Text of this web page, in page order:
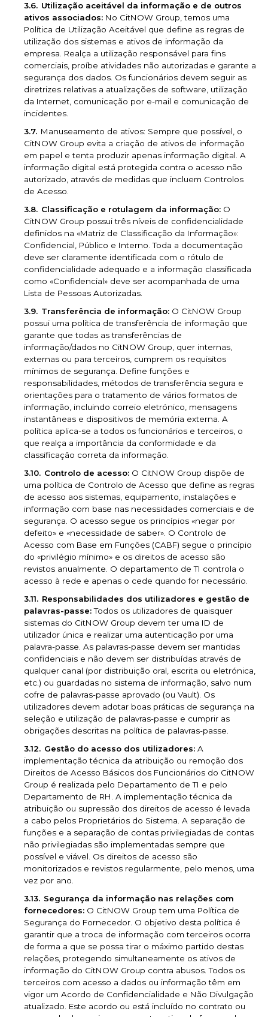
Utilização aceitável da informação e de outros
ativos associados: No CitNOW Group, temos uma
Política de Utilização Aceitável que define as regras de
utilização dos sistemas e ativos de informação da
empresa. Realça a utilização responsável para fins
comerciais, proíbe atividades não autorizadas e garante a
segurança dos dados. Os funcionários devem seguir as
diretrizes relativas a atualizações de software, utilização
da Internet, comunicação por e-mail e comunicação de
incidentes.
Manuseamento de ativos: Sempre que possível, o
CitNOW Group evita a criação de ativos de informação
em papel e tenta produzir apenas informação digital. A
informação digital está protegida contra o acesso não
autorizado, através de medidas que incluem Controlos
de Acesso.
Classificação e rotulagem da informação: O
CitNOW Group possui três níveis de confidencialidade
definidos na «Matriz de Classificação da Informação»:
Confidencial, Público e Interno. Toda a documentação
deve ser claramente identificada com o rótulo de
confidencialidade adequado e a informação classificada
como «Confidencial» deve ser acompanhada de uma
Lista de Pessoas Autorizadas.
Transferência de informação: O CitNOW Group
possui uma política de transferência de informação que
garante que todas as transferências de
informação/dados no CitNOW Group, quer internas,
externas ou para terceiros, cumprem os requisitos
mínimos de segurança. Define funções e
responsabilidades, métodos de transferência segura e
orientações para o tratamento de vários formatos de
informação, incluindo correio eletrónico, mensagens
instantâneas e dispositivos de memória externa. A
política aplica-se a todos os funcionários e terceiros, o
que realça a importância da conformidade e da
classificação correta da informação.
Controlo de acesso: O CitNOW Group dispõe de
uma política de Controlo de Acesso que define as regras
de acesso aos sistemas, equipamento, instalações e
informação com base nas necessidades comerciais e de
segurança. O acesso segue os princípios «negar por
defeito» e «necessidade de saber». O Controlo de
Acesso com Base em Funções (CABF) segue o princípio
do «privilégio mínimo» e os direitos de acesso são
revistos anualmente. O departamento de TI controla o
acesso à rede e apenas o cede quando for necessário.
Responsabilidades dos utilizadores e gestão de
palavras-passe:Todos os utilizadores de quaisquer
sistemas do CitNOW Group devem ter uma ID de
utilizador única e realizar uma autenticação por uma
palavra-passe. As palavras-passe devem ser mantidas
confidenciais e não devem ser distribuídas através de
qualquer canal (por distribuição oral, escrita ou eletrónica,
etc.) ou guardadas no sistema de informação, salvo num
cofre de palavras-passe aprovado (ou Vault). Os
utilizadores devem adotar boas práticas de segurança na
seleção e utilização de palavras-passe e cumprir as
obrigações descritas na política de palavras-passe.
Gestão do acesso dos utilizadores: A
implementação técnica da atribuição ou remoção dos
Direitos de Acesso Básicos dos Funcionários do CitNOW
Group é realizada pelo Departamento de TI e pelo
Departamento de RH. A implementação técnica da
atribuição ou supressão dos direitos de acesso é levada
a cabo pelos Proprietários do Sistema. A separação de
funções e a separação de contas privilegiadas de contas
não privilegiadas são implementadas sempre que
possível e viável. Os direitos de acesso são
monitorizados e revistos regularmente, pelo menos, uma
vez por ano.
Segurança da informação nas relações com
fornecedores: O CitNOW Group tem uma Política de
Segurança do Fornecedor. O objetivo desta política é
garantir que a troca de informação com terceiros ocorra
de forma a que se possa tirar o máximo partido destas
relações, protegendo simultaneamente os ativos de
informação do CitNOW Group contra abusos. Todos os
terceiros com acesso a dados ou informação têm em
vigor um Acordo de Confidencialidade e Não Divulgação
atualizado. Este acordo ou está incluído no contrato ou